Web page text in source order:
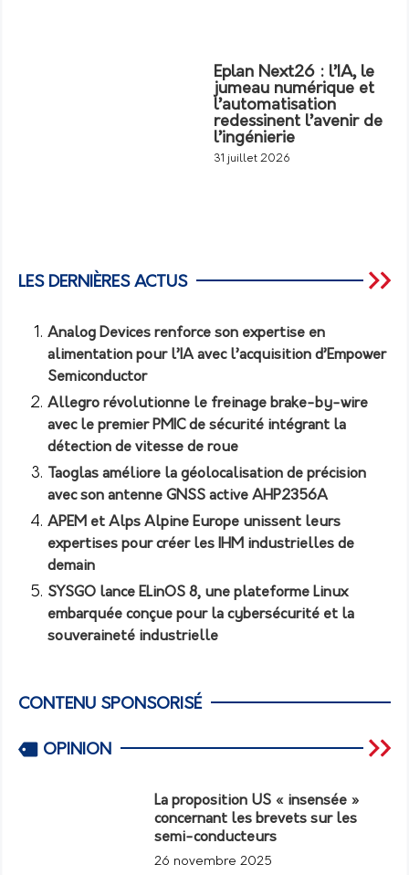
Eplan Next26 : l’IA, le
jumeau numérique et
l’automatisation
redessinent l’avenir de
l’ingénierie
31 juillet 2026
LES DERNIÈRES ACTUS
Analog Devices renforce son expertise en
alimentation pour l’IA avec l’acquisition d’Empower
Semiconductor
Allegro révolutionne le freinage brake-by-wire
avec le premier PMIC de sécurité intégrant la
détection de vitesse de roue
Taoglas améliore la géolocalisation de précision
avec son antenne GNSS active AHP2356A
APEM et Alps Alpine Europe unissent leurs
expertises pour créer les IHM industrielles de
demain
SYSGO lance ELinOS 8, une plateforme Linux
embarquée conçue pour la cybersécurité et la
souveraineté industrielle
CONTENU SPONSORISÉ
OPINION
La proposition US « insensée »
concernant les brevets sur les
semi-conducteurs
26 novembre 2025